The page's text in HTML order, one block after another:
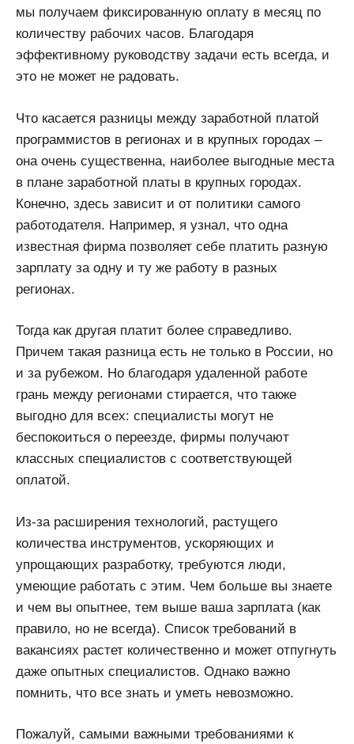
мы получаем фиксированную оплату в месяц по
количеству рабочих часов. Благодаря
эффективному руководству задачи есть всегда, и
это не может не радовать.
Что касается разницы между заработной платой
программистов в регионах и в крупных городах –
она очень существенна, наиболее выгодные места
в плане заработной платы в крупных городах.
Конечно, здесь зависит и от политики самого
работодателя. Например, я узнал, что одна
известная фирма позволяет себе платить разную
зарплату за одну и ту же работу в разных
регионах.
Тогда как другая платит более справедливо.
Причем такая разница есть не только в России, но
и за рубежом. Но благодаря удаленной работе
грань между регионами стирается, что также
выгодно для всех: специалисты могут не
беспокоиться о переезде, фирмы получают
классных специалистов с соответствующей
оплатой.
Из-за расширения технологий, растущего
количества инструментов, ускоряющих и
упрощающих разработку, требуются люди,
умеющие работать с этим. Чем больше вы знаете
и чем вы опытнее, тем выше ваша зарплата (как
правило, но не всегда). Список требований в
вакансиях растет количественно и может отпугнуть
даже опытных специалистов. Однако важно
помнить, что все знать и уметь невозможно.
Пожалуй, самыми важными требованиями к